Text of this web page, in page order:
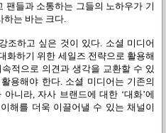
팬들과 소통하는 그들의 노하우가 기
하는 바는 크다.
조하고 싶은 것이 있다. 소셜 미디어
화하기 위한 세일즈 전략으로 활용해
적으로 의견과 생각을 교환할 수 있
용해야 한다. 소셜 미디어는 기존의
아니라,자사 브랜드에 대한 ‘대화’에
해를 더욱 이끌어낼 수 있는 채널이